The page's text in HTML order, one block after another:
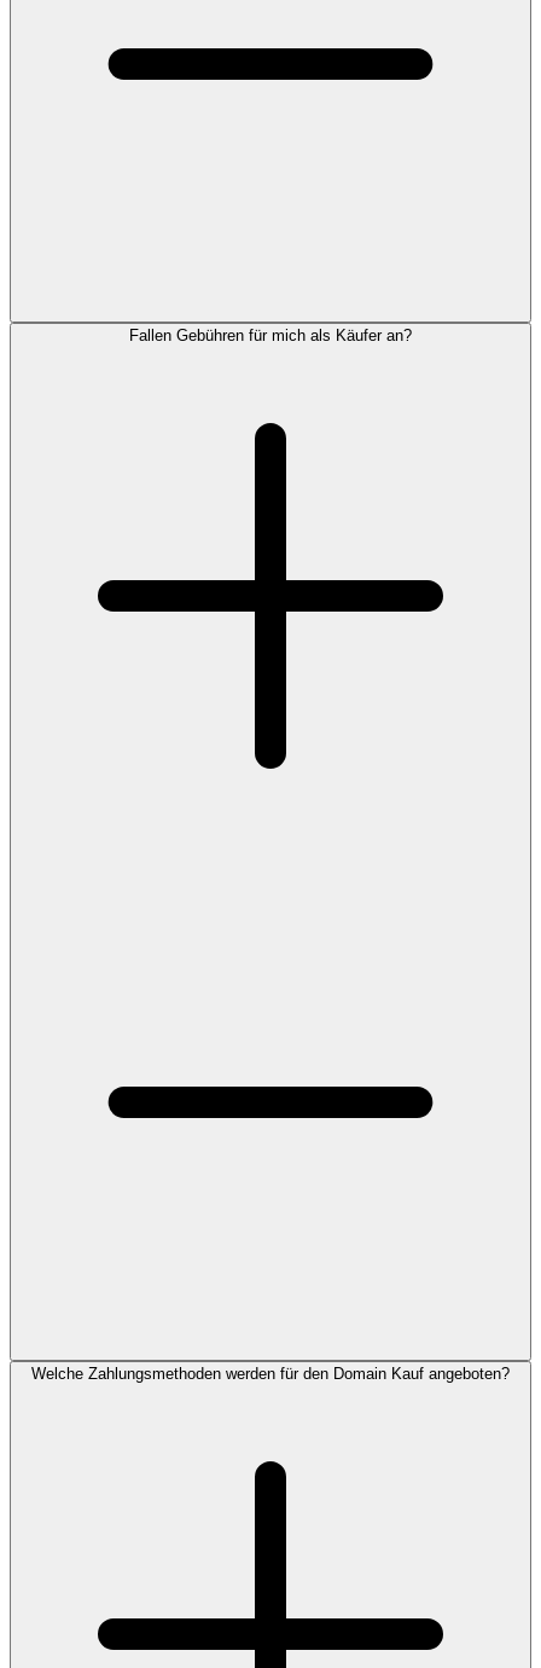
Fallen Gebühren für mich als Käufer an?
Welche Zahlungsmethoden werden für den Domain Kauf angeboten?